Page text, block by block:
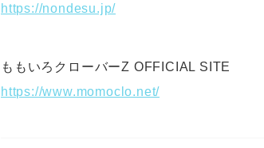
https://nondesu.jp/
ももいろクローバーZ OFFICIAL SITE
https://www.momoclo.net/